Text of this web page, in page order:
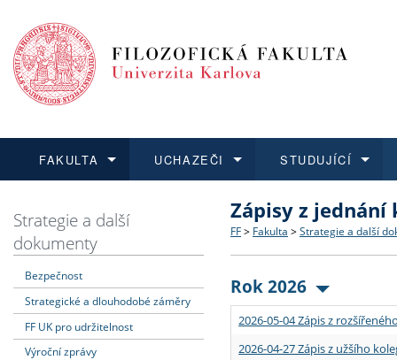
FAKULTA
Dozvědět se více
Struktura a historie
Strategie a další
Podpora a benefity pro
Absolventi fakulty
UCHAZEČI
Podat přihlášku
Co studovat a jak se
Učitelské studijní
Informace k průběhu
STUDUJÍCÍ
Dozvědět se více
Bakalářské a magisterské
Doktorské studium
Rigorózní řízení
Dozvědět se více
O vědě a výzkumu na FF
Akademické kvalifikace
Granty a projekty
Dozvědět se více
Aktuální nabídky a
Vyjíždějící studenti
Přijíždějící studenti
Vyjíždějící zaměstnanci
Strategie a další
dokumenty
Bezpečnost
Strategické a dlouhodobé záměry
FF UK pro udržitelnost
Výroční zprávy
Zápisy z jednání
FF > Fakulta > Strategie a další
Rok 2026
2026-05-04 Zápis z
2026-04-27 Zápis z užšího